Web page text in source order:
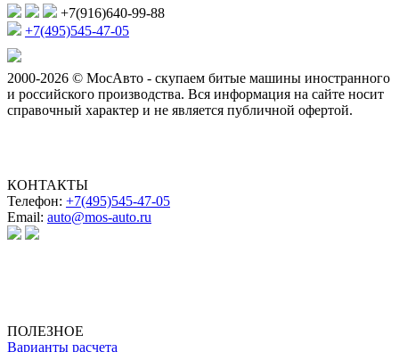
+7(916)640-99-88
+7(495)545-47-05
2000-2026 © МосАвто - скупаем битые машины иностранного
и российского производства. Вся информация на сайте носит
справочный характер и не является публичной офертой.
КОНТАКТЫ
Телефон: +7(495)545-47-05
Email: auto@mos-auto.ru
ПОЛЕЗНОЕ
Варианты расчета